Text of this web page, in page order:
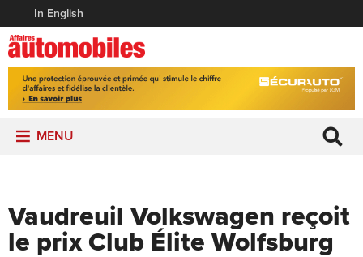
In English
MENU
Vaudreuil Volkswagen reçoit
le prix Club Élite Wolfsburg